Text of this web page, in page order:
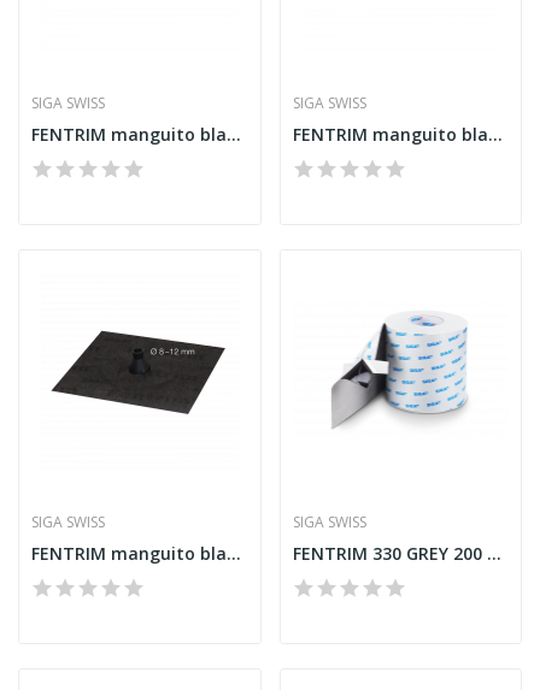
SIGA SWISS
FENTRIM manguito black 22 - 25 mm
SIGA SWISS
FENTRIM manguito black 15 - 22 mm
SIGA SWISS
FENTRIM manguito black 08 - 12 mm
SIGA SWISS
FENTRIM 330 GREY 200 mm